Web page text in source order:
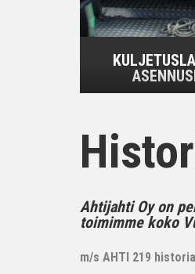
Ahtijahti Oy on
toimimme koko
m/s AHTI 219